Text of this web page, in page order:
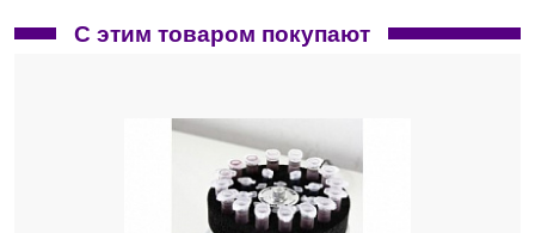
С этим товаром покупают